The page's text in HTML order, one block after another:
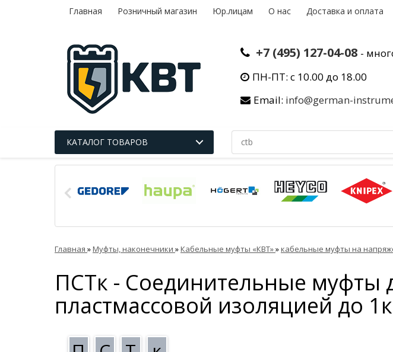
Главная Розничный магазин Юр.лицам О нас Доставка и оплата
+7 (495) 127-04-08 -
ПН-ПТ: с 10.00 до 18.00
Email: info@german-
КАТАЛОГ ТОВАРОВ
Главная »Муфты, наконечники »Кабельные муфты «КВТ»»кабельные муфты на
ПСТк - Соединительные муфты
пластмассовой изоляцией до